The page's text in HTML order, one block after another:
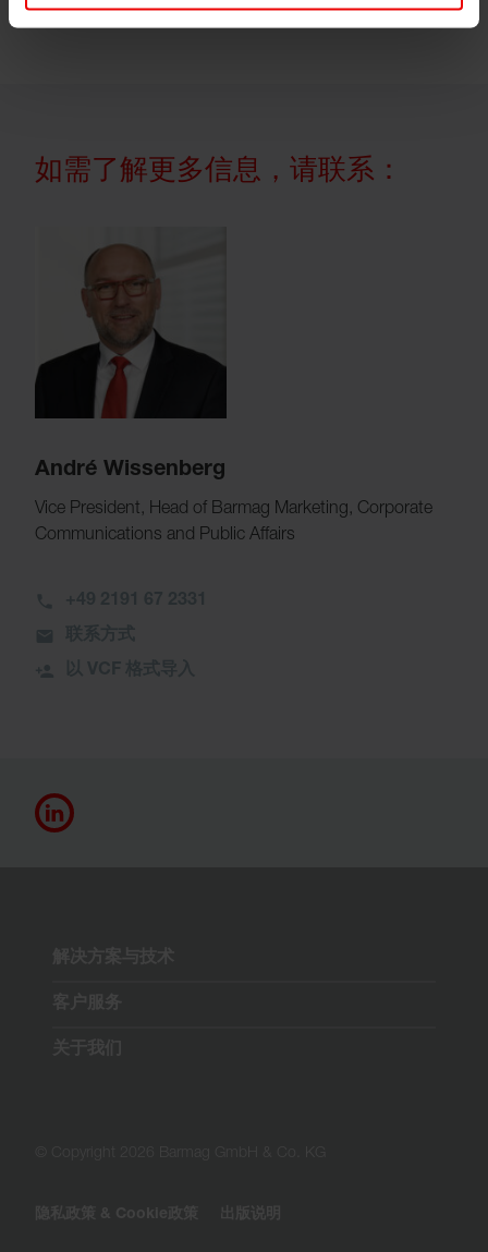
如需了解更多信息，请联系：
André Wissenberg
Vice President, Head of Barmag Marketing, Corporate
Communications and Public Affairs